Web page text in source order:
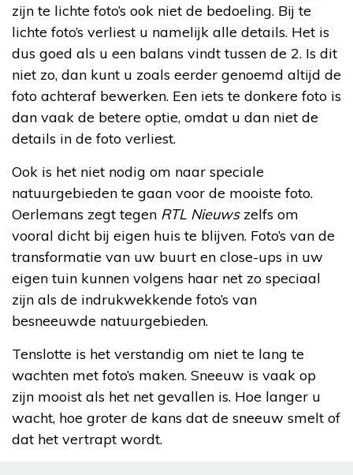
zijn te lichte foto’s ook niet de bedoeling. Bij te
lichte foto’s verliest u namelijk alle details. Het is
dus goed als u een balans vindt tussen de 2. Is dit
niet zo, dan kunt u zoals eerder genoemd altijd de
foto achteraf bewerken. Een iets te donkere foto is
dan vaak de betere optie, omdat u dan niet de
details in de foto verliest.
Ook is het niet nodig om naar speciale
natuurgebieden te gaan voor de mooiste foto.
Oerlemans zegt tegen RTL Nieuws zelfs om
vooral dicht bij eigen huis te blijven. Foto’s van de
transformatie van uw buurt en close-ups in uw
eigen tuin kunnen volgens haar net zo speciaal
zijn als de indrukwekkende foto’s van
besneeuwde natuurgebieden.
Tenslotte is het verstandig om niet te lang te
wachten met foto’s maken. Sneeuw is vaak op
zijn mooist als het net gevallen is. Hoe langer u
wacht, hoe groter de kans dat de sneeuw smelt of
dat het vertrapt wordt.